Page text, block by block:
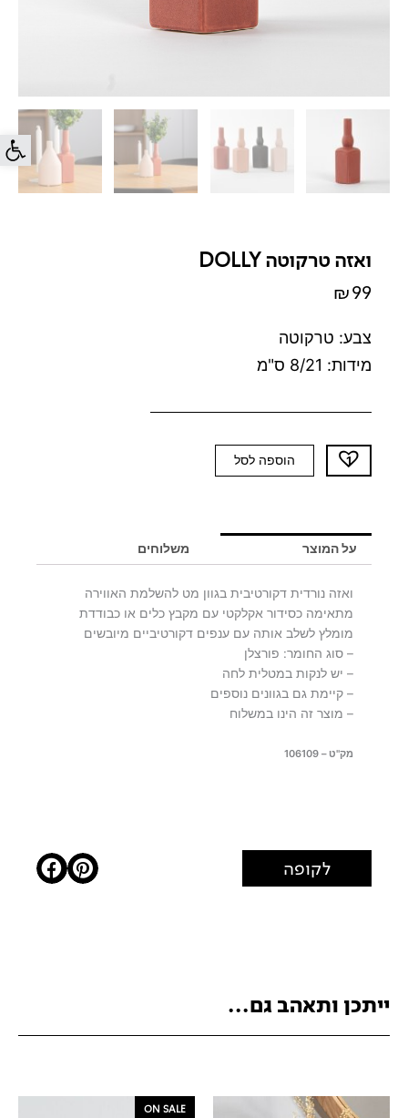
פתח
ואזה טרקוטה DOLLY
₪99
צבע: טרקוטה
מידות: 8/21 ס"מ
כמות
של
DOLLY
הוספה לסל
על המוצר משלוחים
ואזה נורדית דקורטיבית בגוון מט להשלמת האווירה
מתאימה כסידור אקלקטי עם מקבץ כלים או כבודדת
מומלץ לשלב אותה עם ענפים דקורטיביים מיובשים
– סוג החומר: פורצלן
– יש לנקות במטלית לחה
– קיימת גם בגוונים נוספים
– מוצר זה הינו במשלוח
מק"ט – 106109
לקופה
ייתכן ותאהב גם...
ON SALE